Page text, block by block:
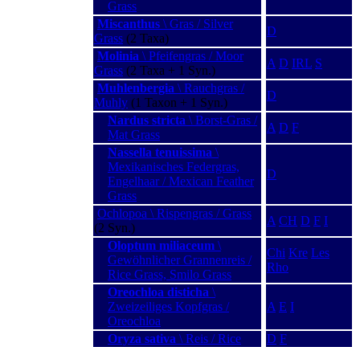
Grass
Miscanthus \ Gras / Silver
Grass (2 Taxa)
D
Molinia \ Pfeifengras / Moor
Grass (2 Taxa + 1 Syn.)
A D IRL S
Muhlenbergia \ Rauchgras /
Muhly (1 Taxon + 1 Syn.)
D
Nardus stricta \ Borst-Gras /
Mat Grass
A D F
Nassella tenuissima \
Mexikanisches Federgras,
Engelhaar / Mexican Feather
Grass
D
Ochlopoa \ Rispengras / Grass
(2 Syn.)
A CH D F I
Oloptum miliaceum \
Gewöhnlicher Grannenreis /
Rice Grass, Smilo Grass
Chi Kre Les
Rho
Oreochloa disticha \
Zweizeiliges Kopfgras /
Oreochloa
A E I
Oryza sativa \ Reis / Rice D F